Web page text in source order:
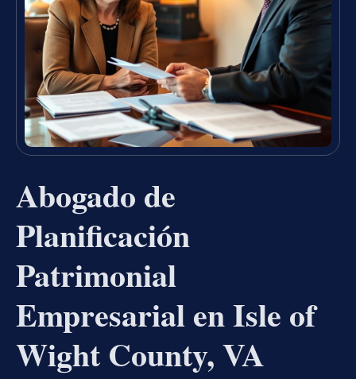
Abogado de
Planificación
Patrimonial
Empresarial en Isle of
Wight County, VA